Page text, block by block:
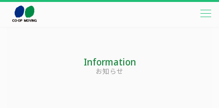
メ
本文までスキップする
Information
お知らせ